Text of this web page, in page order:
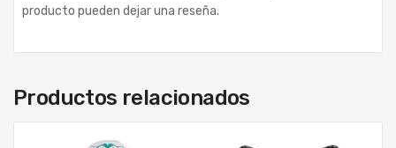
producto pueden dejar una reseña.
Productos relacionados